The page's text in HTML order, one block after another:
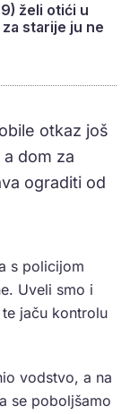
želi otići u
starije ju ne
otkaz još
dom za
ograditi od
s policijom
Uveli smo i
jaču kontrolu
vodstvo, a na
se poboljšamo